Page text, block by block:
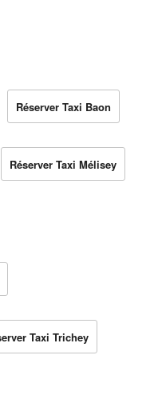
Réserver Taxi Baon
Réserver Taxi Mélisey
Taxi Trichey